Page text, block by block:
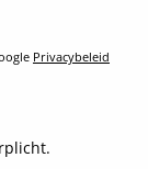
Privacybeleid